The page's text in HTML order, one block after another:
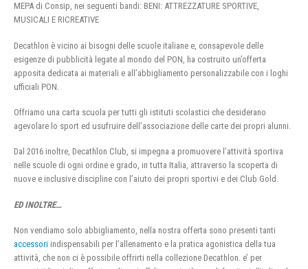
MEPA di Consip, nei seguenti bandi: BENI: ATTREZZATURE SPORTIVE,
MUSICALI E RICREATIVE
Decathlon è vicino ai bisogni delle scuole italiane e, consapevole delle
esigenze di pubblicità legate al mondo del PON, ha costruito un’offerta
apposita dedicata ai materiali e all’abbigliamento personalizzabile con i loghi
ufficiali PON.
Offriamo una carta scuola per tutti gli istituti scolastici che desiderano
agevolare lo sport ed usufruire dell’associazione delle carte dei propri alunni.
Dal 2016 inoltre, Decathlon Club, si impegna a promuovere l’attività sportiva
nelle scuole di ogni ordine e grado, in tutta Italia, attraverso la scoperta di
nuove e inclusive discipline con l’aiuto dei propri sportivi e dei Club Gold.
ED INOLTRE…
Non vendiamo solo abbigliamento, nella nostra offerta sono presenti tanti
accessori indispensabili per l’allenamento e la pratica agonistica della tua
attività, che non ci è possibile offrirti nella collezione Decathlon. e’ per